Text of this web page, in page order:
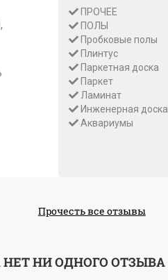
ПРОЧЕЕ
ПОЛЫ
Пробковые полы
Плинтус
Паркетная доска
Паркет
Ламинат
Инженерная доска
Аквариумы
Прочесть все отзывы
НИ ОДНОГО ОТЗЫВА